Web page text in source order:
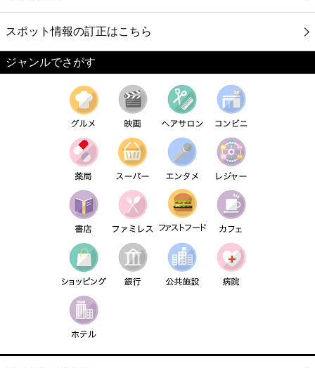
スポット情報の訂正はこちら
ジャンルでさがす